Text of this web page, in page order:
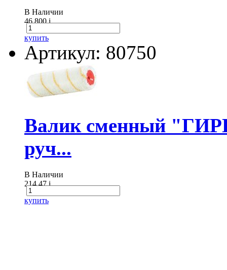
В Наличии
46 800i
купить
Артикул: 80750
Валик сменный
руч...
В Наличии
214.47i
купить